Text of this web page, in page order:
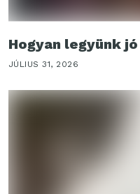
Hogyan legyünk
JÚLIUS 31, 2026